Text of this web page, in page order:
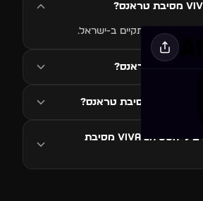
היכן ניתן לרכוש כרטיסים ל-VIVA LA GOA מסיבת